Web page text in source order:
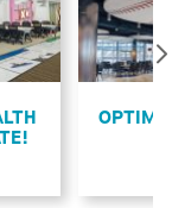
OPTIMA